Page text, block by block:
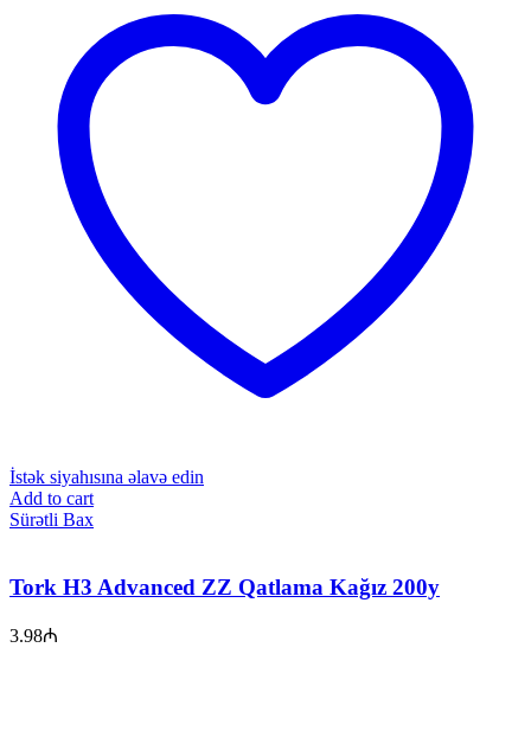
İstək siyahısına əlavə edin
Add to cart
Sürətli Bax
Tork H3 Advanced ZZ Qatlama Kağız 200y
3.98₼